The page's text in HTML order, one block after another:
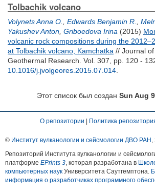
Tolbachik volcano
Volynets Anna O. Edwards Benjamin R.
Yakushev Anton Griboedova Irina (2015)
volcanic rock compositions during the
at Tolbachik volcano, Kamchatka // Journal
Geothermal Research. Vol. 307, pp. 120 -
10.1016/j.jvolgeores.2015.07.014
Этот список был создан Sun Aug
О репозитории Политика
© Институт вулканологии и сейсмологии ДВО РАН ,
Репозиторий Института вулканологии и
платформе EPrints 3, которая разработана в
компьютерных наук Университета Саутгемптона.
информация о разработчиках программного